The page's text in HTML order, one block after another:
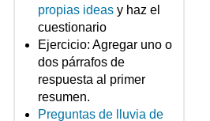
propias ideasy haz el
cuestionario
Ejercicio: Agregar uno o
dos párrafos de
respuesta al primer
resumen.
Preguntas de lluvia de